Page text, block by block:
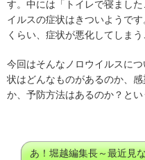
す。中には「トイレで寝まし
イルスの症状はきついようで
くらい、症状が悪化してしまう
今回はそんなノロウイルスに
状はどんなものがあるのか、
か、予防方法はあるのか？と
あ！堀越編集長～最近見